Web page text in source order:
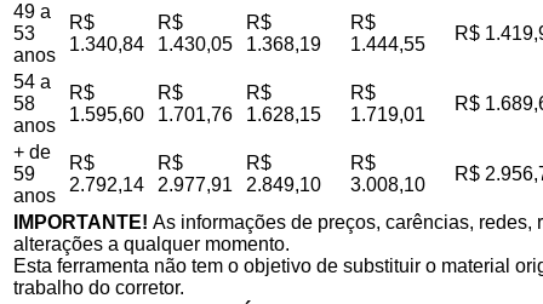
49 a
53
anos
R$
1.340,84
R$
1.430,05
R$
1.368,19
R$
1.444,55
R$
54 a
58
anos
R$
1.595,60
R$
1.701,76
R$
1.628,15
R$
1.719,01
R$
+ de
59
anos
R$
2.792,14
R$
2.977,91
R$
2.849,10
R$
3.008,10
R$
IMPORTANTE! As informações de preços, carências,
alterações a qualquer momento.
Esta ferramenta não tem o objetivo de substituir o material
trabalho do corretor.